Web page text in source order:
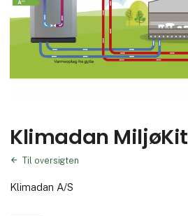
Klimadan MiljøKit
Til oversigten
Klimadan A/S